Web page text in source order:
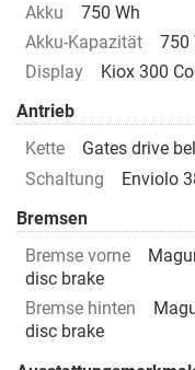
Akku
750 Wh
Akku-Kapazität
750
Display
Kiox 300
Antrieb
Kette
Gates drive
Schaltung
Enviolo
Bremsen
Bremse vorne
disc brake
Bremse hinten
disc brake